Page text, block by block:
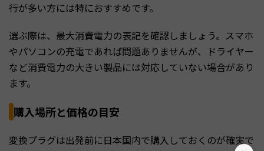
行が多い方には特におすすめです。
選ぶ際は、最大消費電力の表記を確認しましょう。スマホ
やパソコンの充電であれば問題ありませんが、ドライヤー
など消費電力の大きい製品には対応していない場合があり
ます。
購入場所と価格の目安
変換プラグは出発前に日本国内で購入しておくのが確実で